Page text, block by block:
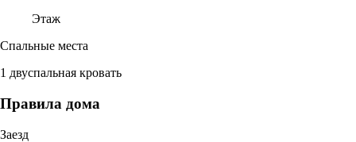
Этаж
Спальные места
1 двуспальная кровать
Правила дома
Заезд